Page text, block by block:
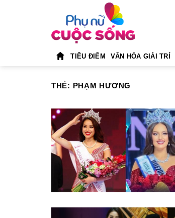
TIÊU ĐIỂM VĂN HÓA GIẢI TRÍ
THẺ: PHẠM HƯƠNG